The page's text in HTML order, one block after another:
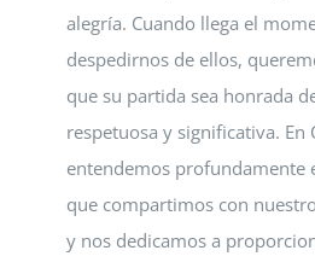
alegría. Cuando llega el
despedirnos de ellos,
que su partida sea honrada
respetuosa y significativa. En
entendemos profundamente
que compartimos con
y nos dedicamos a